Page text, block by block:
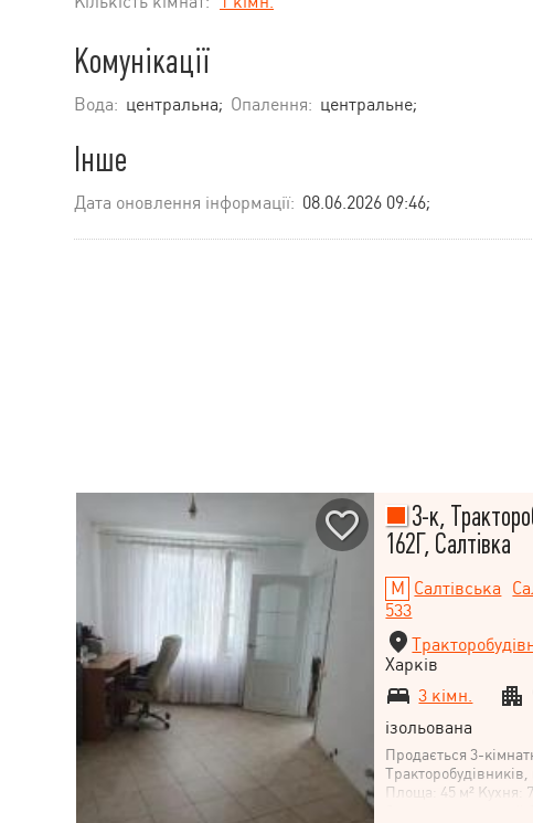
Комунікації
Вода: центральна; Опалення: центральне;
Інше
Дата оновлення інформації: 08.06.2026 09:46;
3-к,
162Г, Салтівка
Салтівська
533
Харків
3 кімн.
ізольована
Продається 3-
Площа: 45 м² Кухня: